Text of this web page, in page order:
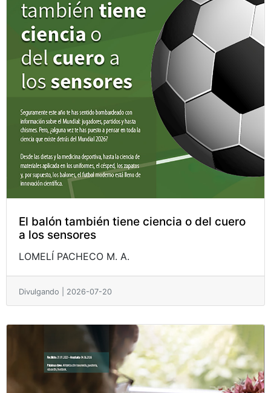
El balón también tiene ciencia o del cuero
a los sensores
LOMELÍ PACHECO M. A.
Divulgando | 2026-07-20